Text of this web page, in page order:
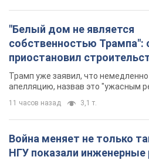
"Белый дом не является
собственностью
приостановил
бального зала
долларов
Трамп уже заявил, что
апелляцию, назвав это "ужасным
11 часов назад 3,1 т.
Война меняет не только
НГУ показали инженерные